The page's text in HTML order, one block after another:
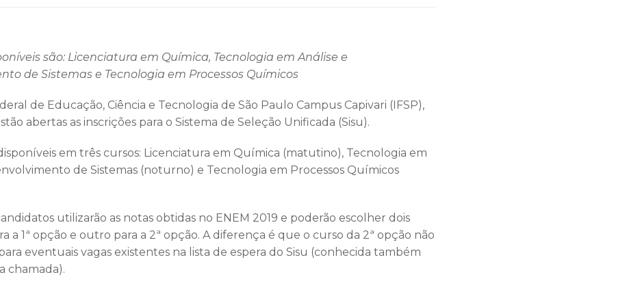
são: Licenciatura em Química, Tecnologia em Análise e
de Sistemas e Tecnologia em Processos Químicos
de Educação, Ciência e Tecnologia de São Paulo Campus Capivari (IFSP),
abertas as inscrições para o Sistema de Seleção Unificada (Sisu).
em três cursos: Licenciatura em Química (matutino), Tecnologia em
de Sistemas (noturno) e Tecnologia em Processos Químicos
utilizarão as notas obtidas no ENEM 2019 e poderão escolher dois
a 1ª opção e outro para a 2ª opção. A diferença é que o curso da 2ª opção não
eventuais vagas existentes na lista de espera do Sisu (conhecida também
chamada).